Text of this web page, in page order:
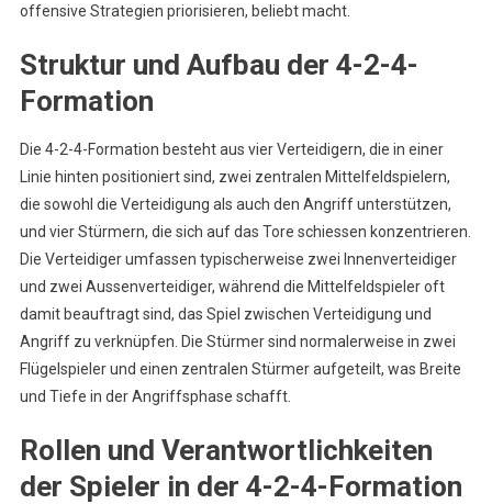
offensive Strategien priorisieren, beliebt macht.
Struktur und Aufbau der 4-2-4-
Formation
Die 4-2-4-Formation besteht aus vier Verteidigern, die in einer
Linie hinten positioniert sind, zwei zentralen Mittelfeldspielern,
die sowohl die Verteidigung als auch den Angriff unterstützen,
und vier Stürmern, die sich auf das Tore schiessen konzentrieren.
Die Verteidiger umfassen typischerweise zwei Innenverteidiger
und zwei Aussenverteidiger, während die Mittelfeldspieler oft
damit beauftragt sind, das Spiel zwischen Verteidigung und
Angriff zu verknüpfen. Die Stürmer sind normalerweise in zwei
Flügelspieler und einen zentralen Stürmer aufgeteilt, was Breite
und Tiefe in der Angriffsphase schafft.
Rollen und Verantwortlichkeiten
der Spieler in der 4-2-4-Formation